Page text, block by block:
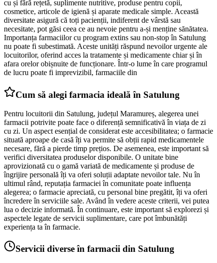
cu și fără rețetă, suplimente nutritive, produse pentru copii,
cosmetice, articole de igienă și aparate medicale simple. Această
diversitate asigură că toți pacienții, indiferent de vârstă sau
necesitate, pot găsi ceea ce au nevoie pentru a-și menține sănătatea.
Importanța farmaciilor cu program extins sau non-stop în Satulung
nu poate fi subestimată. Aceste unități răspund nevoilor urgente ale
locuitorilor, oferind acces la tratamente și medicamente chiar și în
afara orelor obișnuite de funcționare. Într-o lume în care programul
de lucru poate fi imprevizibil, farmaciile din
Cum să alegi farmacia ideală în Satulung
Pentru locuitorii din Satulung, județul Maramureș, alegerea unei
farmacii potrivite poate face o diferență semnificativă în viața de zi
cu zi. Un aspect esențial de considerat este accesibilitatea; o farmacie
situată aproape de casă îți va permite să obții rapid medicamentele
necesare, fără a pierde timp prețios. De asemenea, este important să
verifici diversitatea produselor disponibile. O unitate bine
aprovizionată cu o gamă variată de medicamente și produse de
îngrijire personală îți va oferi soluții adaptate nevoilor tale. Nu în
ultimul rând, reputația farmaciei în comunitate poate influența
alegerea; o farmacie apreciată, cu personal bine pregătit, îți va oferi
încredere în serviciile sale. Având în vedere aceste criterii, vei putea
lua o decizie informată. În continuare, este important să explorezi și
aspectele legate de servicii suplimentare, care pot îmbunătăți
experiența ta în farmacie.
Servicii diverse în farmacii din Satulung